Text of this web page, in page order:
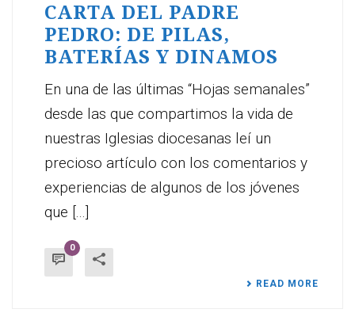
CARTA DEL PADRE
PEDRO: DE PILAS,
BATERÍAS Y DINAMOS
En una de las últimas “Hojas semanales”
desde las que compartimos la vida de
nuestras Iglesias diocesanas leí un
precioso artículo con los comentarios y
experiencias de algunos de los jóvenes
que [...]
0
READ MORE